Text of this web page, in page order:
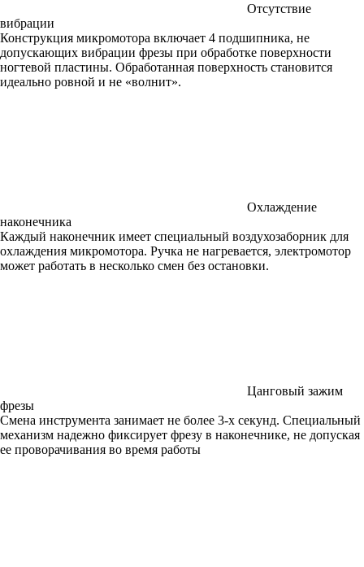
Отсутствие
вибрации
Конструкция микромотора включает 4 подшипника, не
допускающих вибрации фрезы при обработке поверхности
ногтевой пластины. Обработанная поверхность становится
идеально ровной и не «волнит».
Охлаждение
наконечника
Каждый наконечник имеет специальный воздухозаборник для
охлаждения микромотора. Ручка не нагревается, электромотор
может работать в несколько смен без остановки.
Цанговый зажим
фрезы
Смена инструмента занимает не более 3-х секунд. Специальный
механизм надежно фиксирует фрезу в наконечнике, не допуская
ее проворачивания во время работы